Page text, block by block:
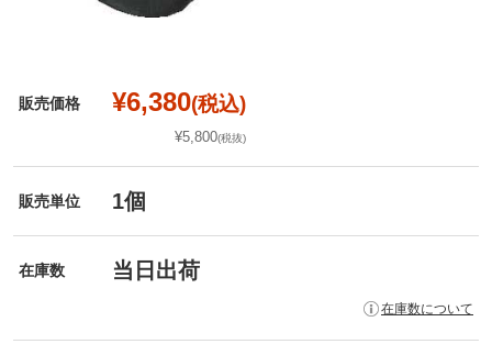
販売価格 ¥6,380(税込)
¥5,800(税抜)
販売単位 1個
在庫数 当日出荷
在庫数について